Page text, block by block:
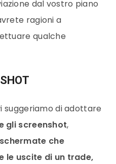
dal vostro piano
ragioni a
qualche
suggeriamo di adottare
gli screenshot,
che
le uscite di un trade,